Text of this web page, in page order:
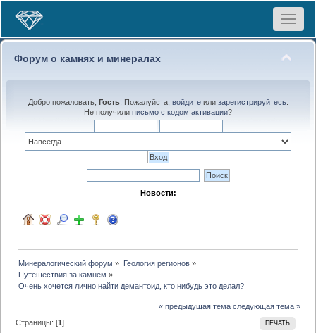
Toggle
Форум о камнях и минералах
Добро пожаловать, Гость. Пожалуйста, войдитеили зарегистрируйтесь.
Не получили письмо с кодом активации?
Новости:
Минералогический форум » Геология регионов»
Путешествия за камнем »
Очень хочется лично найти демантоид, кто нибудь это делал?
« предыдущая тема следующая тема »
ПЕЧАТЬ
Страницы: [1]